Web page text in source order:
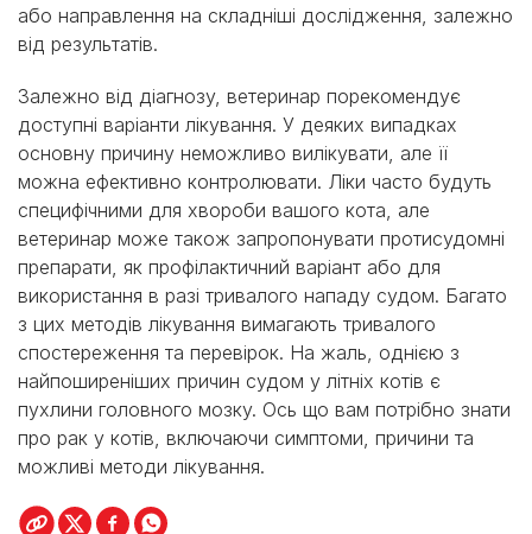
або направлення на складніші дослідження, залежно
від результатів.
Залежно від діагнозу, ветеринар порекомендує
доступні варіанти лікування. У деяких випадках
основну причину неможливо вилікувати, але її
можна ефективно контролювати. Ліки часто будуть
специфічними для хвороби вашого кота, але
ветеринар може також запропонувати протисудомні
препарати, як профілактичний варіант або для
використання в разі тривалого нападу судом. Багато
з цих методів лікування вимагають тривалого
спостереження та перевірок. На жаль, однією з
найпоширеніших причин судом у літніх котів є
пухлини головного мозку. Ось що вам потрібно знати
про рак у котів, включаючи симптоми, причини та
можливі методи лікування.